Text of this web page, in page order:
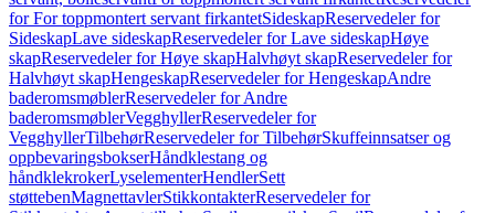
for For toppmontert servant firkantetSideskapReservedeler for
SideskapLave sideskapReservedeler for Lave sideskapHøye
skapReservedeler for Høye skapHalvhøyt skapReservedeler for
Halvhøyt skapHengeskapReservedeler for HengeskapAndre
baderomsmøblerReservedeler for Andre
baderomsmøblerVegghyllerReservedeler for
VegghyllerTilbehørReservedeler for TilbehørSkuffeinnsatser og
oppbevaringsbokserHåndklestang og
håndklekrokerLyselementerHendlerSett
støttebenMagnettavlerStikkontakterReservedeler for